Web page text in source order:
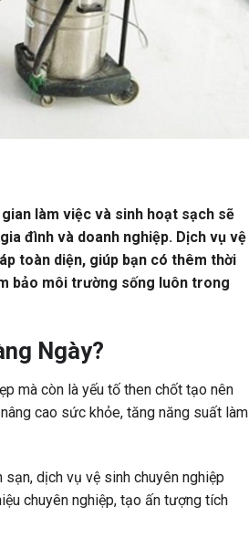
làm việc và sinh hoạt sạch sẽ
đình và doanh nghiệp. Dịch vụ vệ
toàn diện, giúp bạn có thêm thời
bảo môi trường sống luôn trong
Ngày?
mà còn là yếu tố then chốt tạo nên
cao sức khỏe, tăng năng suất làm
dịch vụ vệ sinh chuyên nghiệp
chuyên nghiệp, tạo ấn tượng tích